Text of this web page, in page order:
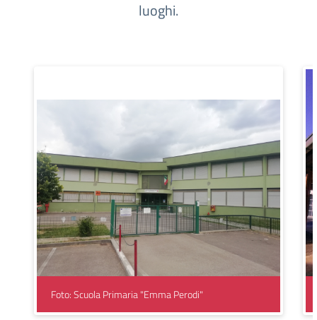
luoghi.
Foto: Scuola Primaria "Emma Perodi"